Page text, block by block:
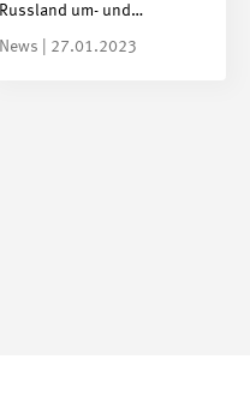
Russland um- und…
News | 27.01.2023